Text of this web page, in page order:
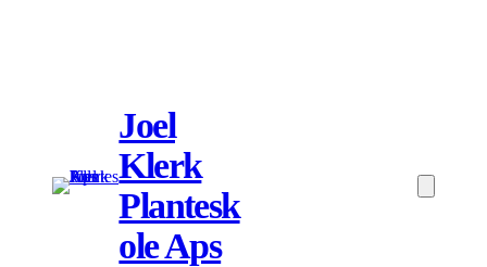
Joel
Klerk
Plantesk
ole Aps